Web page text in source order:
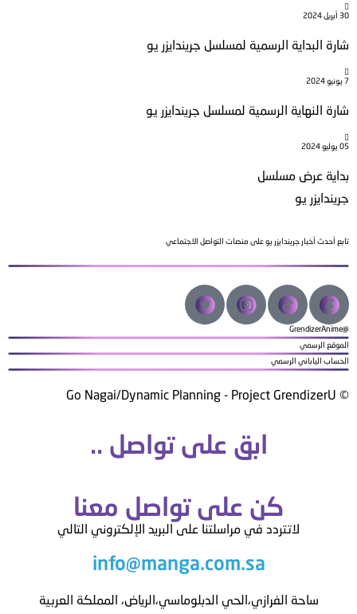
30 أبريل 2024
شارة البداية الرسمية لمسلسل جريندايزر يو
7 يونيو 2024
شارة النهاية الرسمية لمسلسل جريندايزر يو
05 يوليو 2024
بداية عرض مسلسل
جريندايزر يو
تابع أحدث أخبار جريندايزر يو على منصات التواصل الاجتماعي
الحساب الياباني الرسمي
الموقع الرسمي
@GrendizerAnime
© Go Nagai/Dynamic Planning - Project GrendizerU
ابق على تواصل ..
كن على تواصل معنا
لاتتردد في مراسلتنا على البريد الإلكتروني التالي
info@manga.com.sa
ساحة الفرازي،الحي الدبلوماسي،الرياض، المملكة العربية